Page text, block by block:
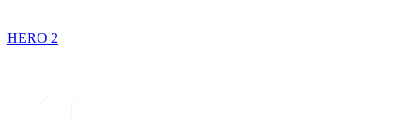
HERO 2